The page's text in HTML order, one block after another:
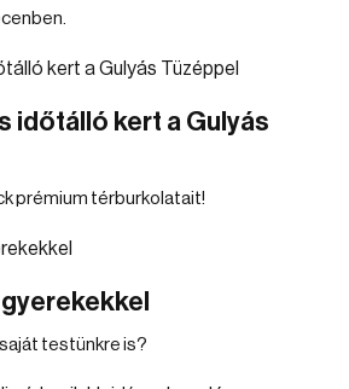
időtálló kert a Gulyás
prémium térburkolatait!
testünkre is?